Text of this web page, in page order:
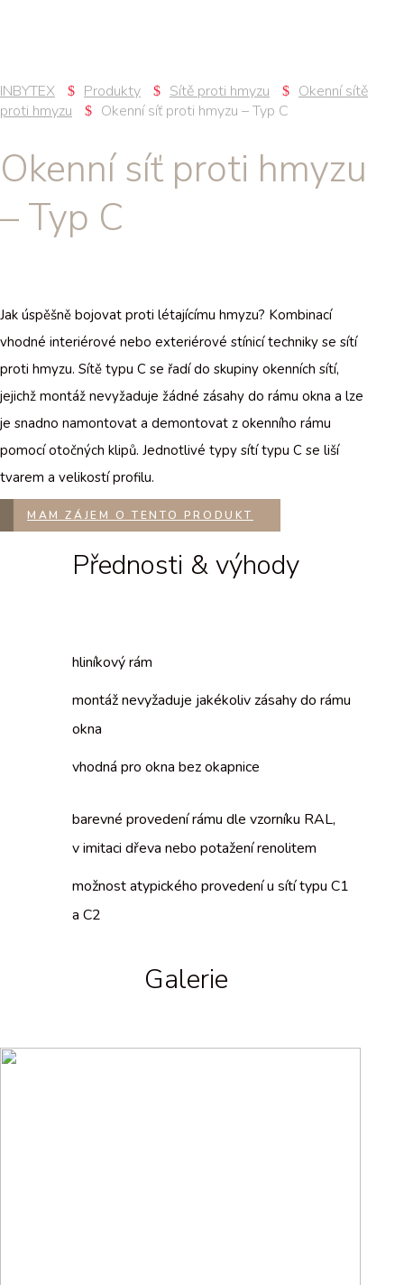
INBYTEX Produkty Sítě proti hmyzu
Okenní sítě
proti hmyzu
Okenní síť proti hmyzu – Typ C
Okenní síť proti hmyzu
– Typ C
Jak úspěšně bojovat proti létajícímu hmyzu? Kombinací
vhodné interiérové nebo exteriérové stínicí techniky se sítí
proti hmyzu. Sítě typu C se řadí do skupiny okenních sítí,
jejichž montáž nevyžaduje žádné zásahy do rámu okna a lze
je snadno namontovat a demontovat z okenního rámu
pomocí otočných klipů. Jednotlivé typy sítí typu C se liší
tvarem a velikostí profilu.
MAM ZÁJEM O TENTO PRODUKT
Přednosti & výhody
hliníkový rám
montáž nevyžaduje jakékoliv zásahy do rámu
okna
vhodná pro okna bez okapnice
barevné provedení rámu dle vzorníku RAL,
v imitaci dřeva nebo potažení renolitem
možnost atypického provedení u sítí typu C1
a C2
Galerie